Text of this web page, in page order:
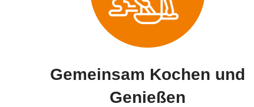
Gemeinsam Kochen und
Genießen